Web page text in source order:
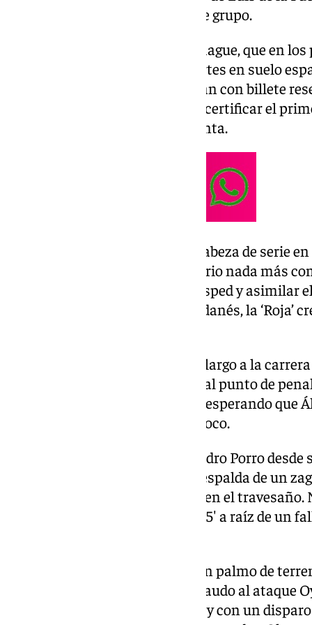
matemáticamente el liderato de grupo.
En el Parken Stadion de Copenhague, que en
minuto de silencio por las muertes en suelo
dirigido por De la Fuente llegaban con billete
con el objetivo de puntuar para certificar el
recompensa por ello era suculenta.
Ocupar el liderato implica ser cabeza de serie
así que España se lo tomó en serio nada más
compases de asentarse en el césped y asimilar
cantando ‘a cappella’ el himno danés, la ‘Roja’
El central Dani Vivian envió en largo a la
Pérez, quien coló un balón raso al punto de
Olmo; éste dejó pasar la pelota, esperando que
rematar, lo que no ocurrió por poco.
Solo tres minutos más tarde, Pedro Porro
a Ayoze, quien había ganado la espalda de un
Villarreal estrelló su derechazo en el
preludio del 0-1, que llegó en el 15′ a raíz de un
Mikel Merino robó, recortó en un palmo de
derecha, quien vio cómo subía raudo al ataque
controló aún más raudo si cabe y con un